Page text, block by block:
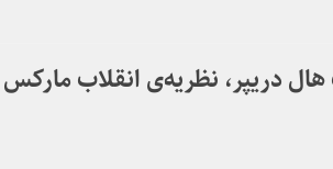
دریپر، نظریه‌ی انقلاب مارکس